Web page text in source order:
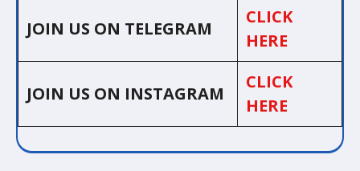
JOIN US ON TELEGRAM
CLICK
HERE
JOIN US ON INSTAGRAM
CLICK
HERE